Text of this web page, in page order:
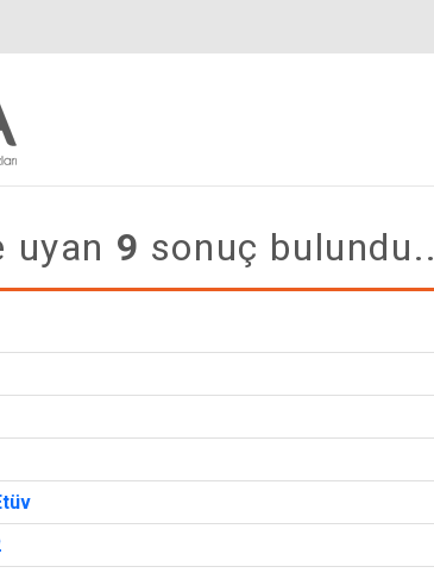
uyan 9 sonuç bulundu..